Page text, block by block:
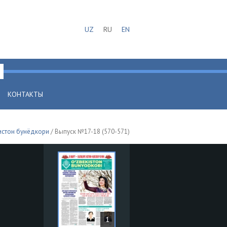
UZ RU EN
КОНТАКТЫ
бунёдкори / Выпуск №17-18 (570-571)
1